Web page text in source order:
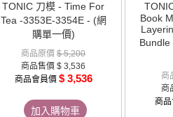
TONIC 刀模 - Time For
Tea -3353E-3354E - (網
購單一價)
商品原價 $ 5,200
商品售價 $ 3,536
商品會員價 $ 3,536
加入購物車
Book
Bundle
商
商
商